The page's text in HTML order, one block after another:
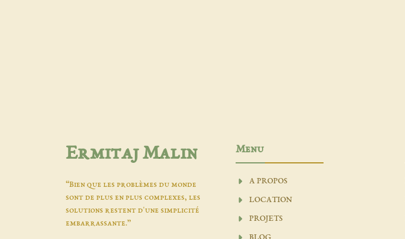
Ermitaj Malin
“Bien que les problèmes du monde
sont de plus en plus complexes, les
solutions restent d'une simplicité
embarrassante.”
Menu
A PROPOS
LOCATION
PROJETS
BLOG